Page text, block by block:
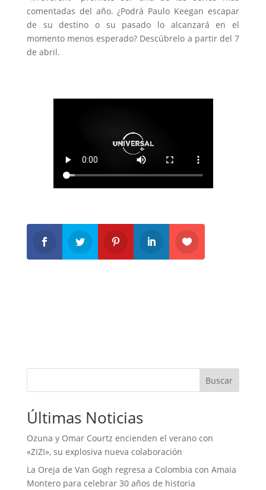
comentadas del año. ¿Podrá Paulo Keegan escapar
de su destino o su pasado lo alcanzará en el
momento menos esperado? Descúbrelo a partir del 7
de abril.
Buscar
Últimas Noticias
Ozuna y Omar Courtz encienden el verano con
«ZIZI», su explosiva nueva colaboración
La Oreja de Van Gogh regresa a Colombia con Amaia
Montero para celebrar 30 años de historia